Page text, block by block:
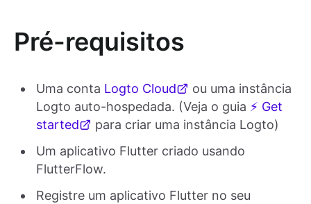
Pré-requisitos
Uma conta Logto Cloud
ou uma instância
Logto auto-hospedada. (Veja o guia ⚡ Get
started
para criar uma instância Logto)
Um aplicativo Flutter criado usando
FlutterFlow.
Registre um aplicativo Flutter no seu